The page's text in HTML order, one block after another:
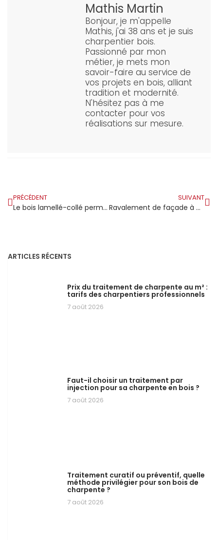
Mathis Martin
Bonjour, je m'appelle
Mathis, j'ai 38 ans et je suis
charpentier bois.
Passionné par mon
métier, je mets mon
savoir-faire au service de
vos projets en bois, alliant
tradition et modernité.
N'hésitez pas à me
contacter pour vos
réalisations sur mesure.
PRÉCÉDENT
Le bois lamellé-collé permet les grandes portées
SUIVANT
Ravalement de façade à Montlhéry : quand l’histoire de la ville se lit aussi sur les murs de ses maisons
ARTICLES RÉCENTS
Prix du traitement de charpente au m² :
tarifs des charpentiers professionnels
7 août 2026
Faut-il choisir un traitement par
injection pour sa charpente en bois ?
7 août 2026
Traitement curatif ou préventif, quelle
méthode privilégier pour son bois de
charpente ?
7 août 2026